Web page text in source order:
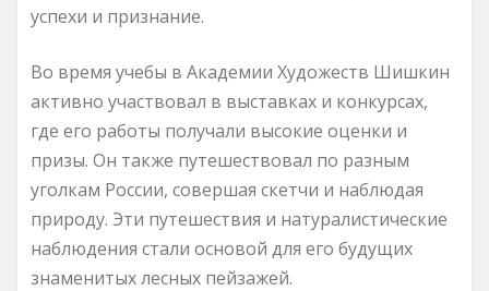
успехи и признание.
Во время учебы в Академии Художеств Шишкин
активно участвовал в выставках и конкурсах,
где его работы получали высокие оценки и
призы. Он также путешествовал по разным
уголкам России, совершая скетчи и наблюдая
природу. Эти путешествия и натуралистические
наблюдения стали основой для его будущих
знаменитых лесных пейзажей.